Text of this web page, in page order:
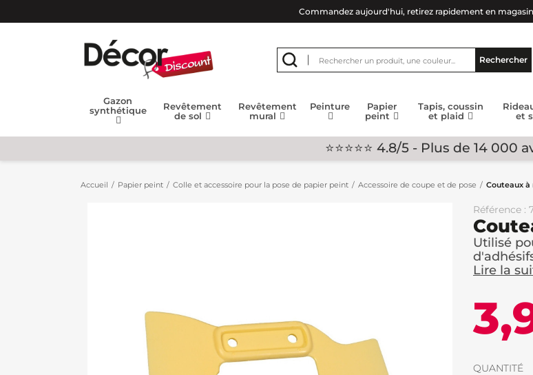
Commandez aujourd'hui, retirez rapidement en
Rechercher
Gazon
synthétique
Revêtement
de sol
Revêtement
mural
Peinture
Papier
peint
Tapis, coussin
et plaid
et
⭐⭐⭐⭐⭐ 4.8/5 - Plus de 14 000
Accueil Papier peint Colle et accessoire pour la pose de papier peint Accessoire de coupe et de pose Couteaux
Référence :
Utilisé
Lire la
QUANTITÉ